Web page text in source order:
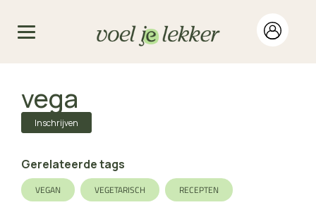
vega
Inschrijven
Gerelateerde tags
VEGAN VEGETARISCH RECEPTEN